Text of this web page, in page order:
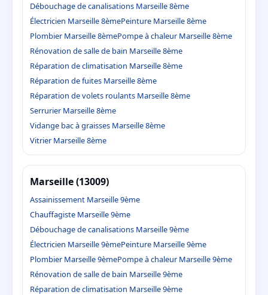
Débouchage de canalisations Marseille 8ème
Électricien Marseille 8èmePeinture Marseille 8ème
Plombier Marseille 8èmePompe à chaleur Marseille 8ème
Rénovation de salle de bain Marseille 8ème
Réparation de climatisation Marseille 8ème
Réparation de fuites Marseille 8ème
Réparation de volets roulants Marseille 8ème
Serrurier Marseille 8ème
Vidange bac à graisses Marseille 8ème
Vitrier Marseille 8ème
Marseille (13009)
Assainissement Marseille 9ème
Chauffagiste Marseille 9ème
Débouchage de canalisations Marseille 9ème
Électricien Marseille 9èmePeinture Marseille 9ème
Plombier Marseille 9èmePompe à chaleur Marseille 9ème
Rénovation de salle de bain Marseille 9ème
Réparation de climatisation Marseille 9ème